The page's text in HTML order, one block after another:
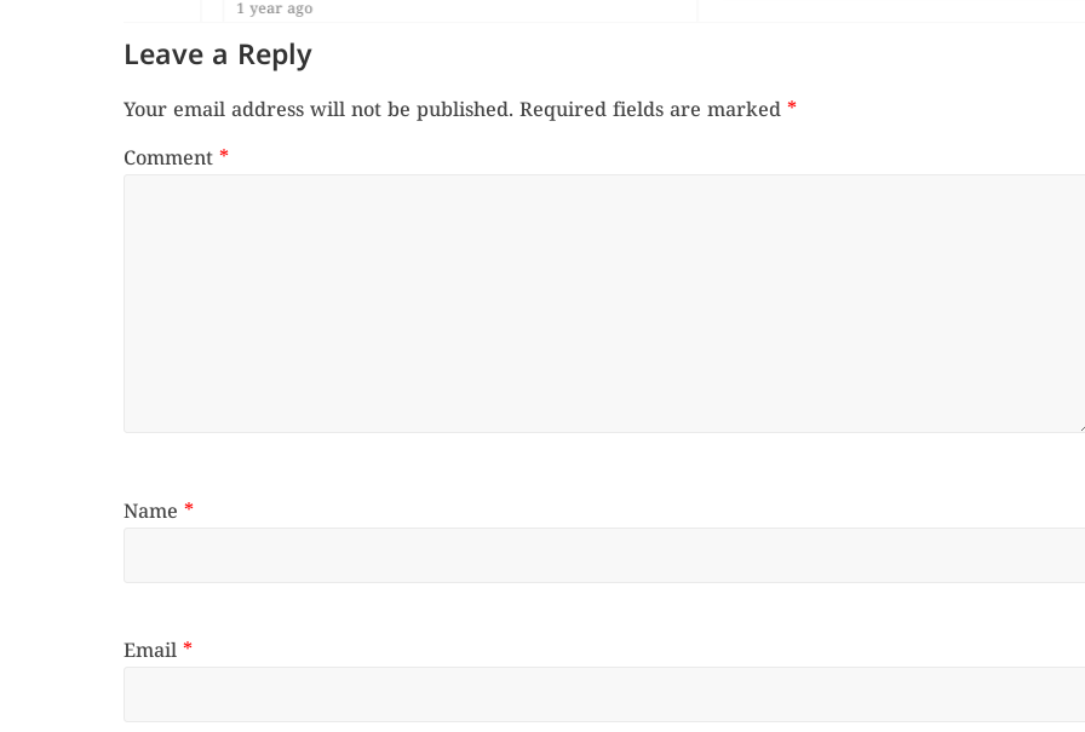
Leave a Reply
Your email address will not be published. Required fields are marked *
Comment *
Name *
Email *